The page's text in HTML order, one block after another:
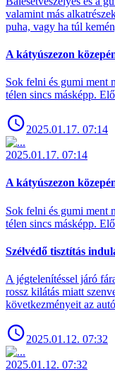
valamint más
puha, vagy ha túl
A kátyúszezon
Sok felni és gumi ment
télen sincs másképp.
2025.01.17. 07:14
2025.01.17. 07:14
A kátyúszezon
Sok felni és gumi ment
télen sincs másképp.
Szélvédő tisztítás
A jégtelenítéssel járó
rossz kilátás miatt
következményeit az
2025.01.12. 07:32
2025.01.12. 07:32